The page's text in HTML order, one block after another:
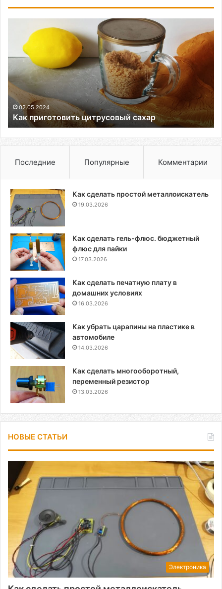
приготовить
цитрусовый
сахар
02.05.2024
Как приготовить цитрусовый сахар
Последние Популярные Комментарии
Как сделать простой металлоискатель
19.03.2026
Как сделать гель-флюс. бюджетный
флюс для пайки
17.03.2026
Как сделать печатную плату в
домашних условиях
16.03.2026
Как убрать царапины на пластике в
автомобиле
14.03.2026
Как сделать многооборотный,
переменный резистор
13.03.2026
НОВЫЕ СТАТЬИ
Электроника